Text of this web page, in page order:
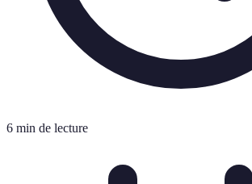
6 min de lecture